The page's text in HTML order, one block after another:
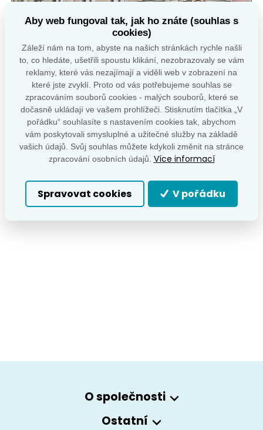
O společnosti
Ostatní
Aby web fungoval tak, jak ho znáte (souhlas s
cookies)
Záleží nám na tom, abyste na našich stránkách rychle našli
to, co hledáte, ušetřili spoustu klikání, nezobrazovaly se vám
reklamy, které vás nezajímají a viděli web v zobrazení na
které jste zvyklí. Proto od vás potřebujeme souhlas se
zpracováním souborů cookies - malých souborů, které se
dočasně ukládají ve vašem prohlížeči. Stisknutím tlačítka „V
pořádku“ souhlasíte s nastavením cookies tak, abychom
vám poskytovali smysluplné a užitečné služby na základě
vašich údajů. Svůj souhlas můžete kdykoli změnit na stránce
zpracování osobních údajů. Více informací
Spravovat cookies V pořádku